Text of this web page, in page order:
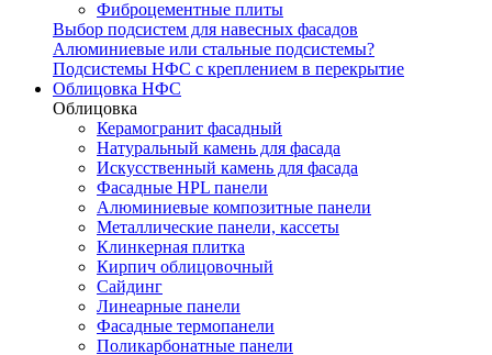
Фиброцементные плиты
Выбор подсистем для навесных фасадов
Алюминиевые или стальные подсистемы?
Подсистемы НФС с креплением в перекрытие
Облицовка НФС
Облицовка
Керамогранит фасадный
Натуральный камень для фасада
Искусственный камень для фасада
Фасадные HPL панели
Алюминиевые композитные панели
Металлические панели, кассеты
Клинкерная плитка
Кирпич облицовочный
Сайдинг
Линеарные панели
Фасадные термопанели
Поликарбонатные панели